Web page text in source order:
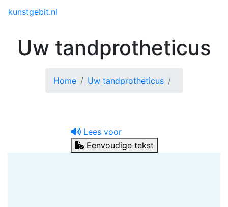
kunstgebit.nl
Uw tandprotheticus
Home Uw tandprotheticus
Lees voor
Eenvoudige tekst